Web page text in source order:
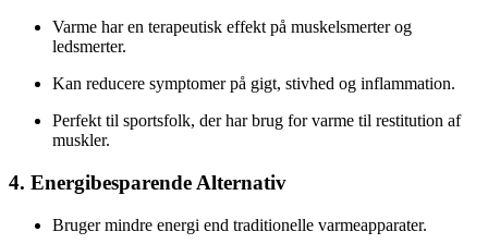
Varme har en terapeutisk effekt på muskelsmerter og
ledsmerter.
Kan reducere symptomer på gigt, stivhed og inflammation.
Perfekt til sportsfolk, der har brug for varme til restitution af
muskler.
4. Energibesparende Alternativ
Bruger mindre energi end traditionelle varmeapparater.